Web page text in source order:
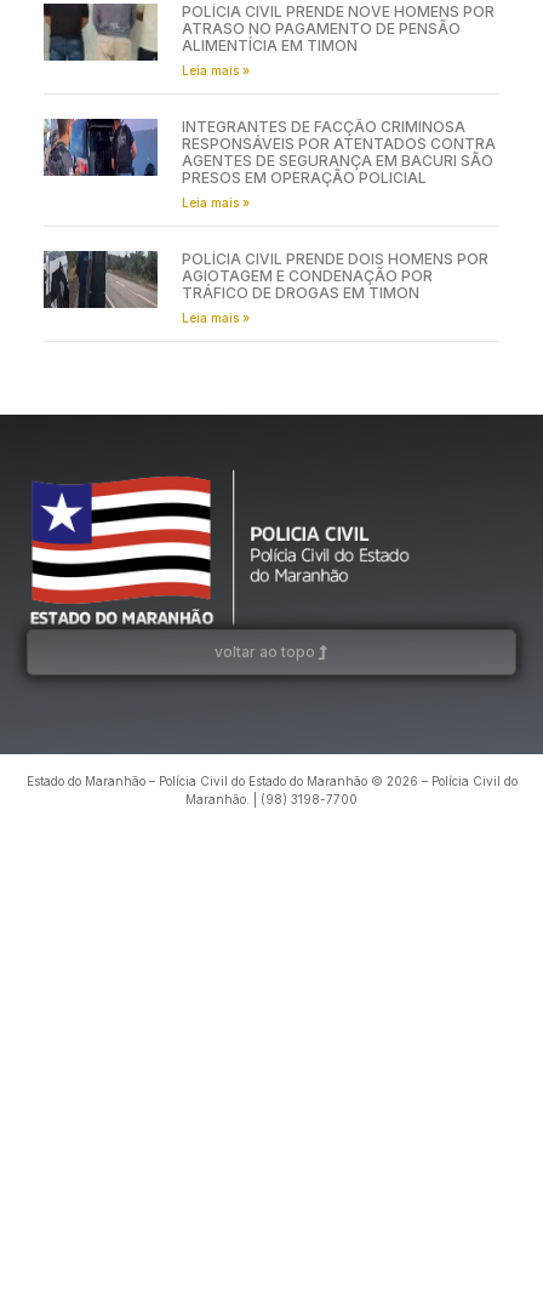
POLÍCIA CIVIL PRENDE NOVE HOMENS POR
ATRASO NO PAGAMENTO DE PENSÃO
ALIMENTÍCIA EM TIMON
Leia mais »
INTEGRANTES DE FACÇÃO CRIMINOSA
RESPONSÁVEIS POR ATENTADOS CONTRA
AGENTES DE SEGURANÇA EM BACURI SÃO
PRESOS EM OPERAÇÃO POLICIAL
Leia mais »
POLÍCIA CIVIL PRENDE DOIS HOMENS POR
AGIOTAGEM E CONDENAÇÃO POR
TRÁFICO DE DROGAS EM TIMON
Leia mais »
voltar ao topo
Estado do Maranhão – Polícia Civil do Estado do Maranhão © 2026 – Polícia Civil do
Maranhão. | (98) 3198-7700